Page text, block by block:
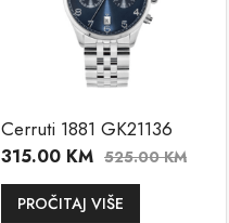
Cerruti 1881 GK21136
315.00 KM 525.00KM
PROČITAJ VIŠE